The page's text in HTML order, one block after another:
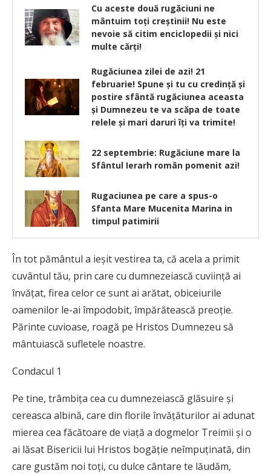
Cu aceste două rugăciuni ne
mântuim toţi creştinii! Nu este
nevoie să citim enciclopedii şi nici
multe cărţi!
Rugăciunea zilei de azi! 21
februarie! Spune şi tu cu credinţă şi
postire sfântă rugăciunea aceasta
și Dumnezeu te va scăpa de toate
relele și mari daruri îți va trimite!
22 septembrie: Rugăciune mare la
Sfântul Ierarh român pomenit azi!
Rugaciunea pe care a spus-o
Sfanta Mare Mucenita Marina in
timpul patimirii
În tot pământul a ieşit vestirea ta, că acela a primit
cuvântul tău, prin care cu dumnezeiască cuviinţă ai
învăţat, firea celor ce sunt ai arătat, obiceiurile
oamenilor le-ai împodobit, împărătească preoţie.
Părinte cuvioase, roagă pe Hristos Dumnezeu să
mântuiască sufletele noastre.
Condacul 1
Pe tine, trâmbiţa cea cu dumnezeiască glăsuire şi
cereasca albină, care din florile învăţăturilor ai adunat
mierea cea făcătoare de viaţă a dogmelor Treimii şi o
ai lăsat Bisericii lui Hristos bogăţie neîmpuţinată, din
care gustăm noi toţi, cu dulce cântare te lăudăm,